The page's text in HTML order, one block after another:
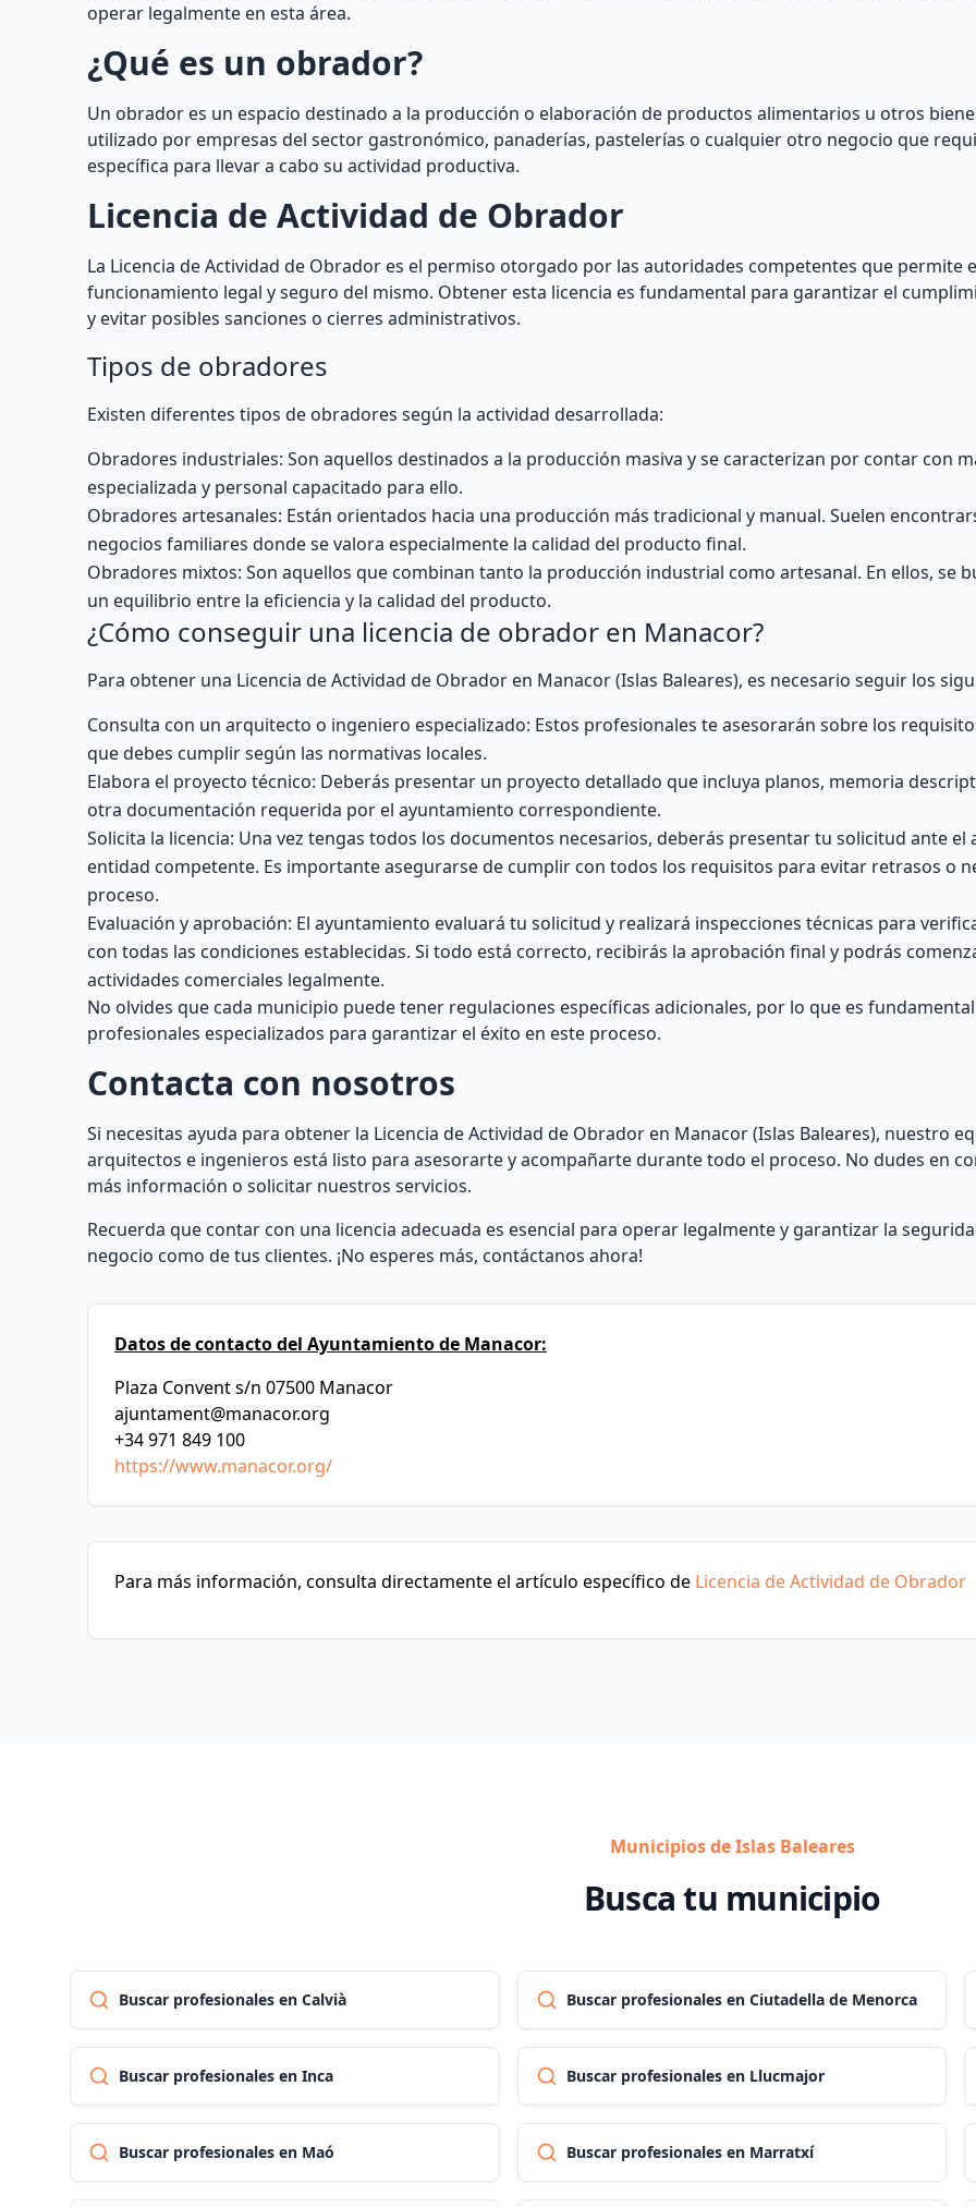
operar legalmente en esta área.
¿Qué es un obrador?
Un obrador es un espacio destinado a la producción o elaboración de productos alimentarios u otros
utilizado por empresas del sector gastronómico, panaderías, pastelerías o cualquier otro negocio que
específica para llevar a cabo su actividad productiva.
Licencia de Actividad de Obrador
La Licencia de Actividad de Obrador es el permiso otorgado por las autoridades competentes que permite
funcionamiento legal y seguro del mismo. Obtener esta licencia es fundamental para garantizar el
y evitar posibles sanciones o cierres administrativos.
Tipos de obradores
Existen diferentes tipos de obradores según la actividad desarrollada:
Obradores industriales: Son aquellos destinados a la producción masiva y se caracterizan por contar con
especializada y personal capacitado para ello.
Obradores artesanales: Están orientados hacia una producción más tradicional y manual. Suelen
negocios familiares donde se valora especialmente la calidad del producto final.
Obradores mixtos: Son aquellos que combinan tanto la producción industrial como artesanal. En ellos, se
un equilibrio entre la eficiencia y la calidad del producto.
¿Cómo conseguir una licencia de obrador en Manacor?
Para obtener una Licencia de Actividad de Obrador en Manacor (Islas Baleares), es necesario seguir los
Consulta con un arquitecto o ingeniero especializado: Estos profesionales te asesorarán sobre los
que debes cumplir según las normativas locales.
Elabora el proyecto técnico: Deberás presentar un proyecto detallado que incluya planos, memoria
otra documentación requerida por el ayuntamiento correspondiente.
Solicita la licencia: Una vez tengas todos los documentos necesarios, deberás presentar tu solicitud ante el
entidad competente. Es importante asegurarse de cumplir con todos los requisitos para evitar retrasos o
proceso.
Evaluación y aprobación: El ayuntamiento evaluará tu solicitud y realizará inspecciones técnicas para
con todas las condiciones establecidas. Si todo está correcto, recibirás la aprobación final y podrás
actividades comerciales legalmente.
No olvides que cada municipio puede tener regulaciones específicas adicionales, por lo que es
profesionales especializados para garantizar el éxito en este proceso.
Contacta con nosotros
Si necesitas ayuda para obtener la Licencia de Actividad de Obrador en Manacor (Islas Baleares), nuestro
arquitectos e ingenieros está listo para asesorarte y acompañarte durante todo el proceso. No dudes en
más información o solicitar nuestros servicios.
Recuerda que contar con una licencia adecuada es esencial para operar legalmente y garantizar la
negocio como de tus clientes. ¡No esperes más, contáctanos ahora!
Datos de contacto del Ayuntamiento de Manacor:
Plaza Convent s/n 07500 Manacor
ajuntament@manacor.org
+34 971 849 100
https://www.manacor.org/
Para más información, consulta directamente el artículo específico de Licencia de Actividad de Obrador
Municipios de Islas Baleares
Busca tu municipio
Buscar profesionales en Calvià Buscar profesionales en Ciutadella de Menorca
Buscar profesionales en Inca Buscar profesionales en Llucmajor
Buscar profesionales en Maó Buscar profesionales en Marratxí